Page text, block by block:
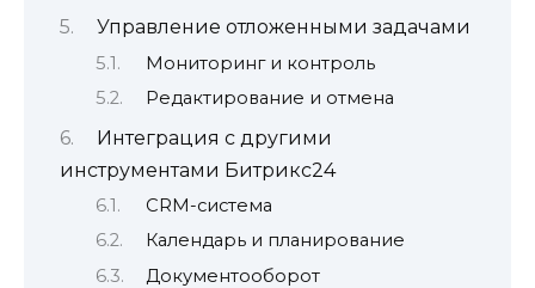
Управление отложенными задачами
Мониторинг и контроль
Редактирование и отмена
Интеграция с другими
инструментами Битрикс24
CRM-система
Календарь и планирование
Документооборот